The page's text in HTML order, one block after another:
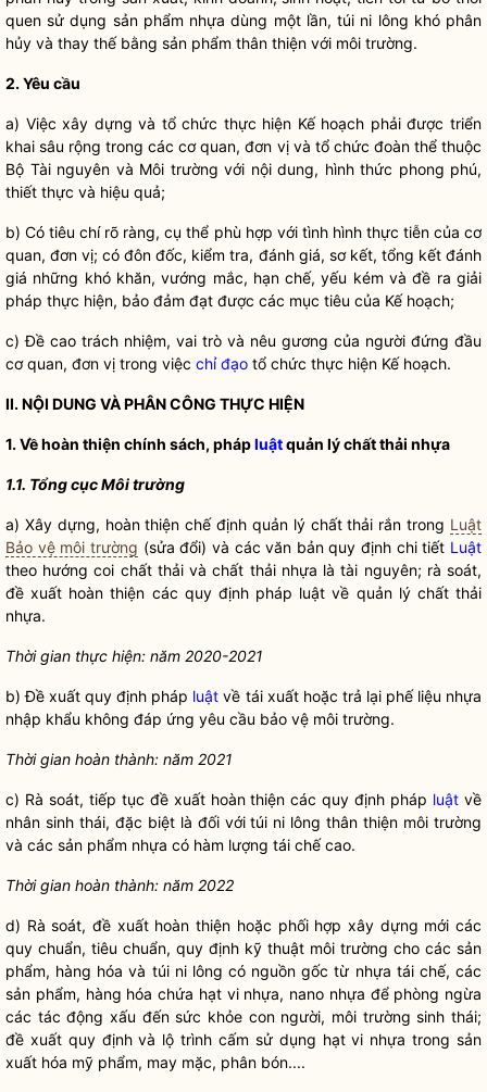
quen sử dụng sản phẩm nhựa dùng một lần, túi ni lông khó phân
hủy và thay thế bằng sản phẩm thân thiện với môi trường.
2. Yêu cầu
a) Việc xây dựng và tổ chức thực hiện Kế hoạch phải được triển
khai sâu rộng trong các cơ quan, đơn vị và tổ chức đoàn thể thuộc
Bộ Tài nguyên và Môi trường với nội dung, hình thức phong phú,
thiết thực và hiệu quả;
b) Có tiêu chí rõ ràng, cụ thể phù hợp với tình hình thực tiễn của cơ
quan, đơn vị; có đôn đốc, kiểm tra, đánh giá, sơ kết, tổng kết đánh
giá những khó khăn, vướng mắc, hạn chế, yếu kém và đề ra giải
pháp thực hiện, bảo đảm đạt được các mục tiêu của Kế hoạch;
c) Đề cao trách nhiệm, vai trò và nêu gương của người đứng đầu
cơ quan, đơn vị trong việc chỉ đạo tổ chức thực hiện Kế hoạch.
II. NỘI DUNG VÀ PHÂN CÔNG THỰC HIỆN
1. Về hoàn thiện chính sách, phápluậtquản lý chất thải nhựa
1.1. Tổng cục Môi trường
a) Xây dựng, hoàn thiện chế định quản lý chất thải rắn trong Luật
Bảo vệ môi trường (sửa đổi) và các văn bản quy định chi tiết Luật
theo hướng coi chất thải và chất thải nhựa là tài nguyên; rà soát,
đề xuất hoàn thiện các quy định pháp luật về quản lý chất thải
nhựa.
Thời gian thực hiện: năm 2020-2021
b) Đề xuất quy định pháp luật về tái xuất hoặc trả lại phế liệu nhựa
nhập khẩu không đáp ứng yêu cầu bảo vệ môi trường.
Thời gian hoàn thành: năm 2021
c) Rà soát, tiếp tục đề xuất hoàn thiện các quy định pháp luật về
nhân sinh thái, đặc biệt là đối với túi ni lông thân thiện môi trường
và các sản phẩm nhựa có hàm lượng tái chế cao.
Thời gian hoàn thành: năm 2022
d) Rà soát, đề xuất hoàn thiện hoặc phối hợp xây dựng mới các
quy chuẩn, tiêu chuẩn, quy định kỹ thuật môi trường cho các sản
phẩm, hàng hóa và túi ni lông có nguồn gốc từ nhựa tái chế, các
sản phẩm, hàng hóa chứa hạt vi nhựa, nano nhựa để phòng ngừa
các tác động xấu đến sức khỏe con người, môi trường sinh thái;
đề xuất quy định và lộ trình cấm sử dụng hạt vi nhựa trong sản
xuất hóa mỹ phẩm, may mặc, phân bón....